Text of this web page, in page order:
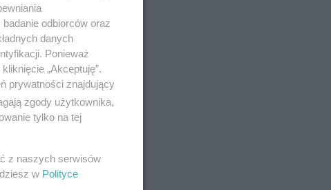
zasady -
-
biletu
odbiorców oraz
danych
Ponieważ
„Akceptuję”.
prywatności znajdujący
zgody użytkownika,
tylko na tej
z naszych serwisów
w Polityce